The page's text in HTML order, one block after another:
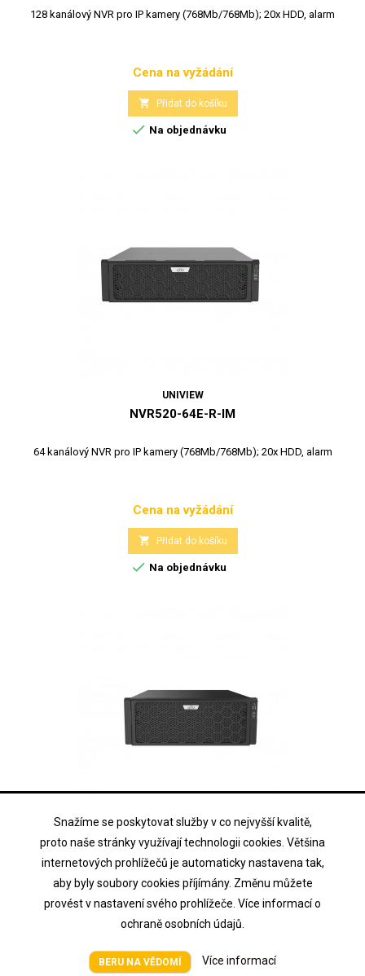
Snažíme se poskytovat služby v co nejvyšší kvalitě,
proto naše stránky využívají technologii cookies. Většina
internetových prohlížečů je automaticky nastavena tak,
aby byly soubory cookies příjímány. Změnu můžete
provést v nastavení svého prohlížeče. Více informací o
ochraně osobních údajů.
BERU NA VĚDOMÍ Více informací
128 kanálový NVR pro IP kamery (768Mb/768Mb); 20x HDD, alarm
Cena
Cena na vyžádání
 Přidat do košíku
 Na objednávku
UNIVIEW
NVR520-64E-R-IM
64 kanálový NVR pro IP kamery (768Mb/768Mb); 20x HDD, alarm
Cena
Cena na vyžádání
 Přidat do košíku
 Na objednávku
UNIVIEW
NVR524-128E-IM
128 kanálový NVR pro IP kamery (640Mb/640Mb); 24x HDD, alarm
Cena